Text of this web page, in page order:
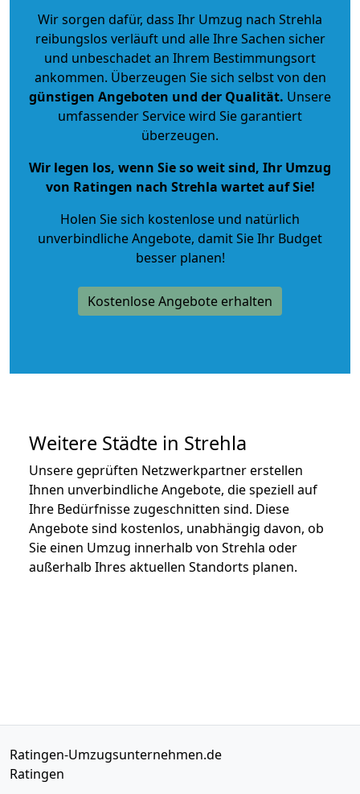
Wir sorgen dafür, dass Ihr Umzug nach Strehla
reibungslos verläuft und alle Ihre Sachen sicher
und unbeschadet an Ihrem Bestimmungsort
ankommen. Überzeugen Sie sich selbst von den
günstigen Angeboten und der Qualität. Unsere
umfassender Service wird Sie garantiert
überzeugen.
Wir legen los, wenn Sie so weit sind, Ihr Umzug
von Ratingen nach Strehla wartet auf Sie!
Holen Sie sich kostenlose und natürlich
unverbindliche Angebote, damit Sie Ihr Budget
besser planen!
Kostenlose Angebote erhalten
Weitere Städte in Strehla
Unsere geprüften Netzwerkpartner erstellen
Ihnen unverbindliche Angebote, die speziell auf
Ihre Bedürfnisse zugeschnitten sind. Diese
Angebote sind kostenlos, unabhängig davon, ob
Sie einen Umzug innerhalb von Strehla oder
außerhalb Ihres aktuellen Standorts planen.
Ratingen-Umzugsunternehmen.de
Ratingen